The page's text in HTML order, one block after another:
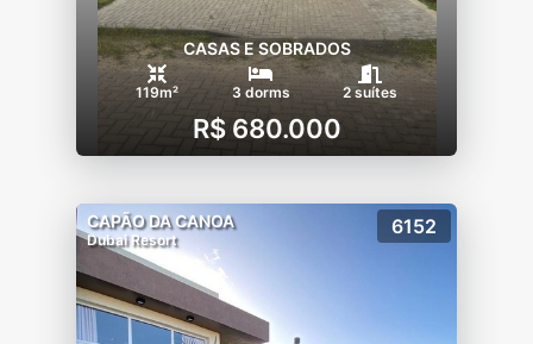
CASAS E SOBRADOS
119m² 3 dorms 2 suítes
R$ 680.000
CAPÃO DA CANOA
Dubai Resort
6152